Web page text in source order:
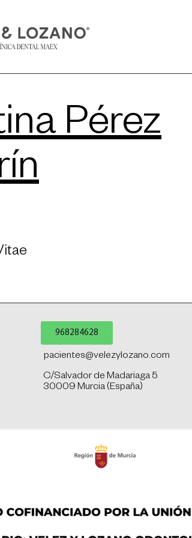
Pérez
968284628
pacientes@velezylozano.com
C/Salvador de Madariaga 5
30009 Murcia (España)